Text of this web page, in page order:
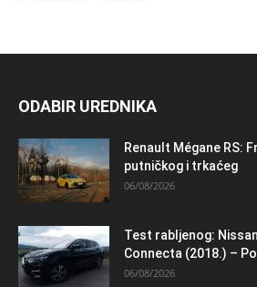
ODABIR UREDNIKA
Renault Mégane RS:
putničkog i trkaćeg
06/08/2026
Test rabljenog:
Connecta (2018.) –
06/08/2026